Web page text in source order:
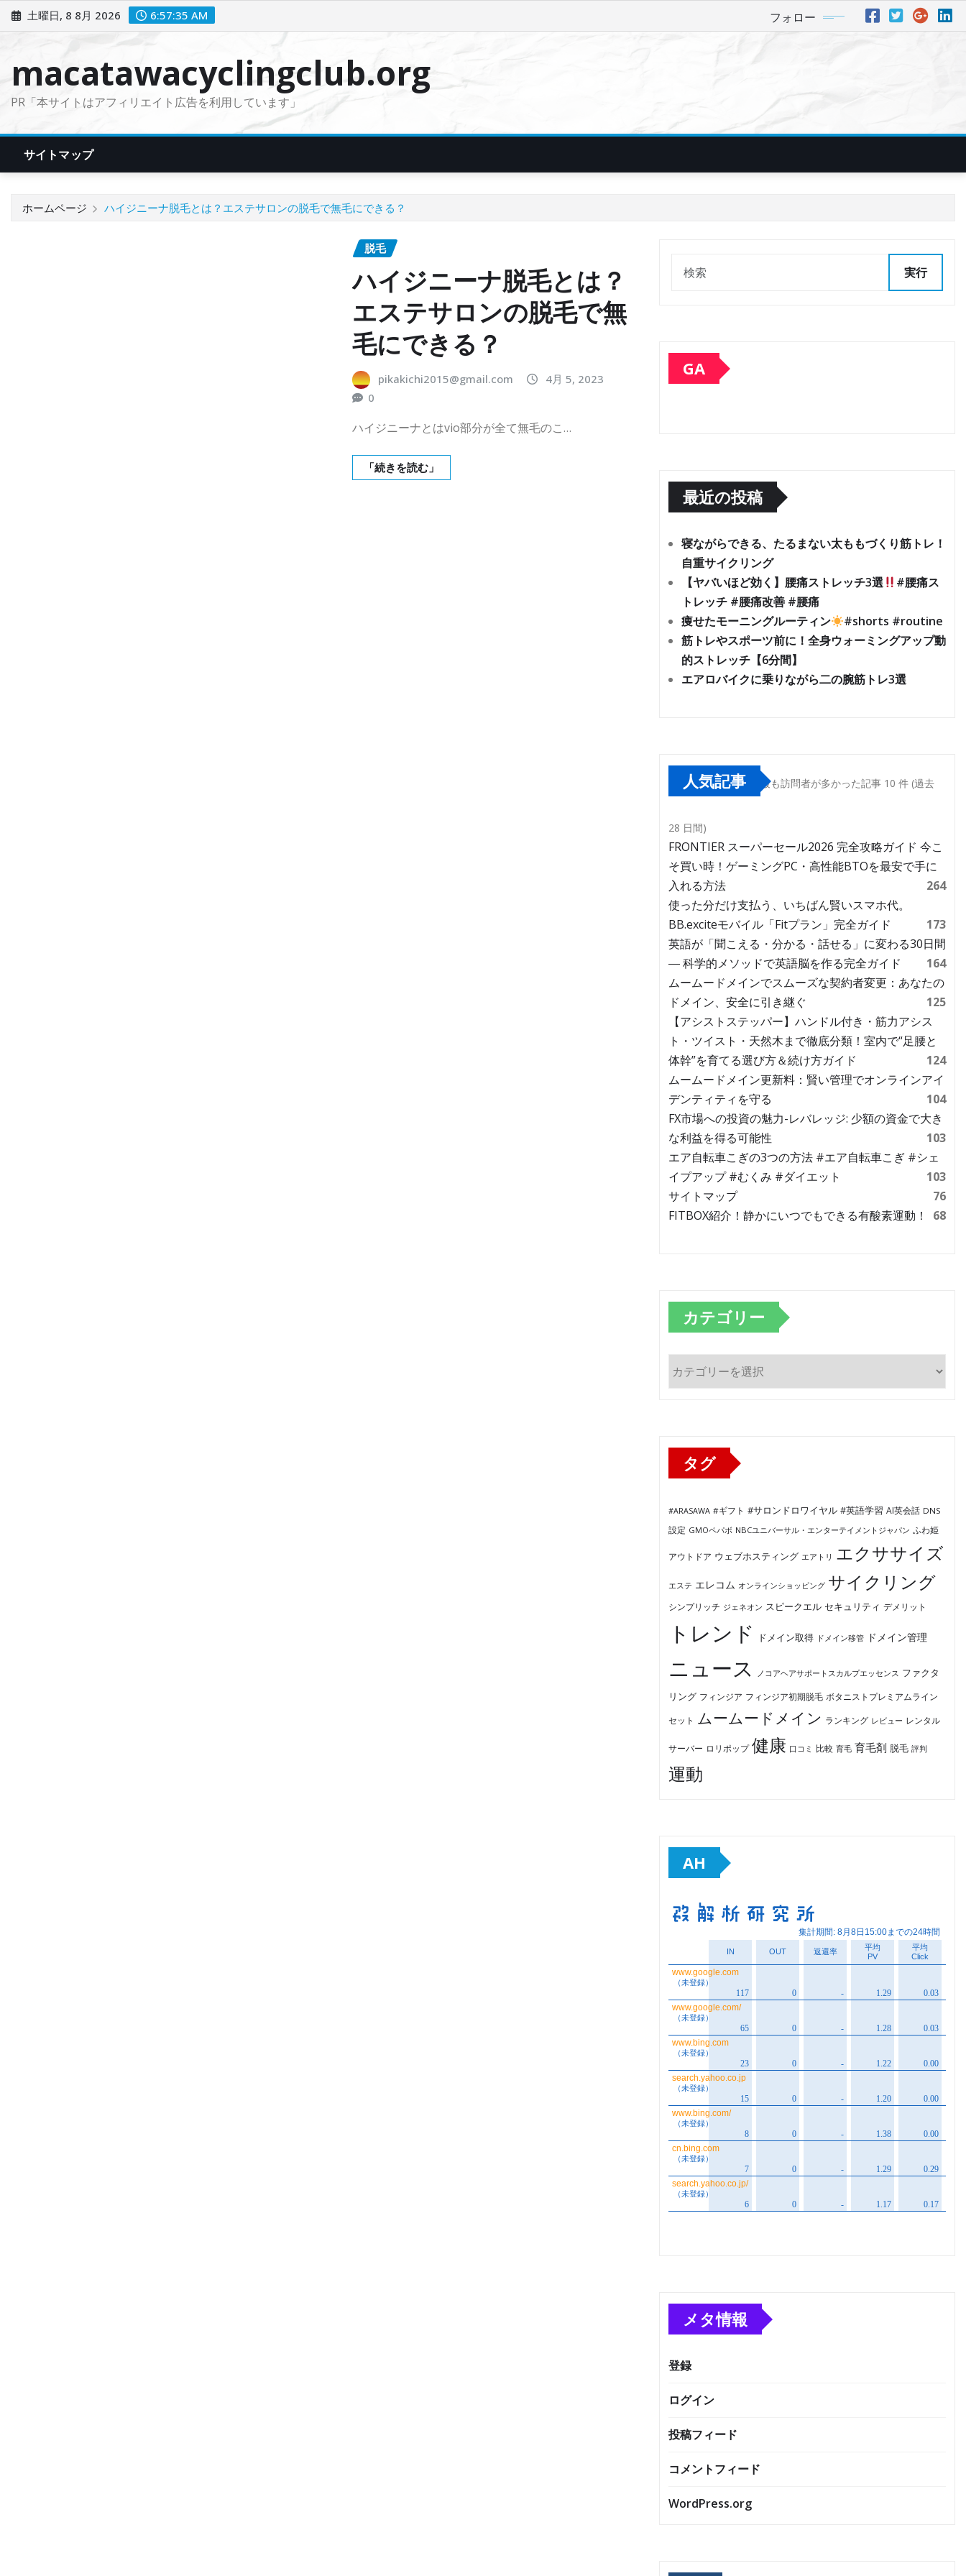
ン
土曜日, 8 8月 2026 6:57:36 AM フォロー
macatawacyclingclub.org
PR「本サイトはアフィリエイト広告を利用しています」
サイトマップ
ホームページ ハイジニーナ脱毛とは？エステサロンの脱毛で無毛にできる？
脱毛
ハイジニーナ脱毛とは？
エステサロンの脱毛で無
毛にできる？
pikakichi2015@gmail.com
4月 5, 2023
0
ハイジニーナとはvio部分が全て無毛のこ…
「続きを読む」
実行
GA
最近の投稿
寝ながらできる、たるまない太ももづくり筋トレ！
自重サイクリング
【ヤバいほど効く】腰痛ストレッチ3選
#腰痛ス
トレッチ #腰痛改善 #腰痛
痩せたモーニングルーティン
#shorts #routine
筋トレやスポーツ前に！全身ウォーミングアップ動
的ストレッチ【6分間】
エアロバイクに乗りながら二の腕筋トレ3選
人気記事 最も訪問者が多かった記事 10 件 (過去
28 日間)
FRONTIER スーパーセール2026 完全攻略ガイド 今こ
そ買い時！ゲーミングPC・高性能BTOを最安で手に
入れる方法
264
使った分だけ支払う、いちばん賢いスマホ代。
BB.exciteモバイル「Fitプラン」完全ガイド
173
英語が「聞こえる・分かる・話せる」に変わる30日間
― 科学的メソッドで英語脳を作る完全ガイド
164
ムームードメインでスムーズな契約者変更：あなたの
ドメイン、安全に引き継ぐ
125
【アシストステッパー】ハンドル付き・筋力アシス
ト・ツイスト・天然木まで徹底分類！室内で“足腰と
体幹”を育てる選び方＆続け方ガイド
124
ムームードメイン更新料：賢い管理でオンラインアイ
デンティティを守る
104
FX市場への投資の魅力-レバレッジ: 少額の資金で大き
な利益を得る可能性
103
エア自転車こぎの3つの方法 #エア自転車こぎ #シェ
イプアップ #むくみ #ダイエット
103
サイトマップ
76
FITBOX紹介！静かにいつでもできる有酸素運動！
68
カテゴリー
テ
タグ
#ARASAWA #ギフト #サロンドロワイヤル #英語学習 AI英会話 DNS
設定 GMOペパボ NBCユニバーサル・エンターテイメントジャパン ふわ姫
アウトドア ウェブホスティング エアトリ エクササイズ
エステ エレコム オンラインショッピング サイクリング
シンプリッチ ジェネオン スピークエル セキュリティ デメリット
トレンド ドメイン取得 ドメイン移管 ドメイン管理
ニュース ノコアヘアサポートスカルプエッセンス ファクタ
リング フィンジア フィンジア初期脱毛 ボタニストプレミアムライン
セット ムームードメイン ランキング レビュー レンタル
サーバー ロリポップ 健康 口コミ 比較 育毛 育毛剤 脱毛 評判
運動
AH
メタ情報
登録
ログイン
投稿フィード
コメントフィード
WordPress.org